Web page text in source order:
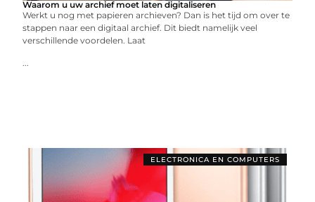
Waarom u uw archief moet laten digitaliseren
Werkt u nog met papieren archieven? Dan is het tijd om over te
stappen naar een digitaal archief. Dit biedt namelijk veel
verschillende voordelen. Laat
...
ELECTRONICA EN COMPUTERS